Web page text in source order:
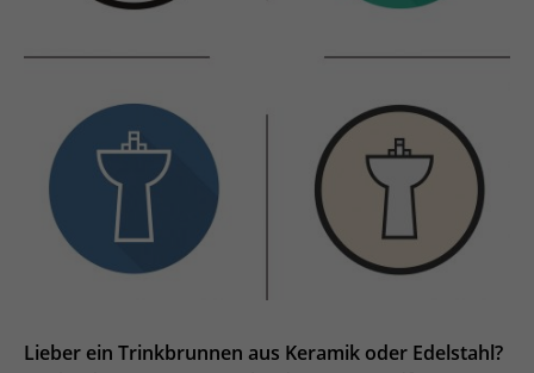
Lieber ein Trinkbrunnen aus Keramik oder Edelstahl?